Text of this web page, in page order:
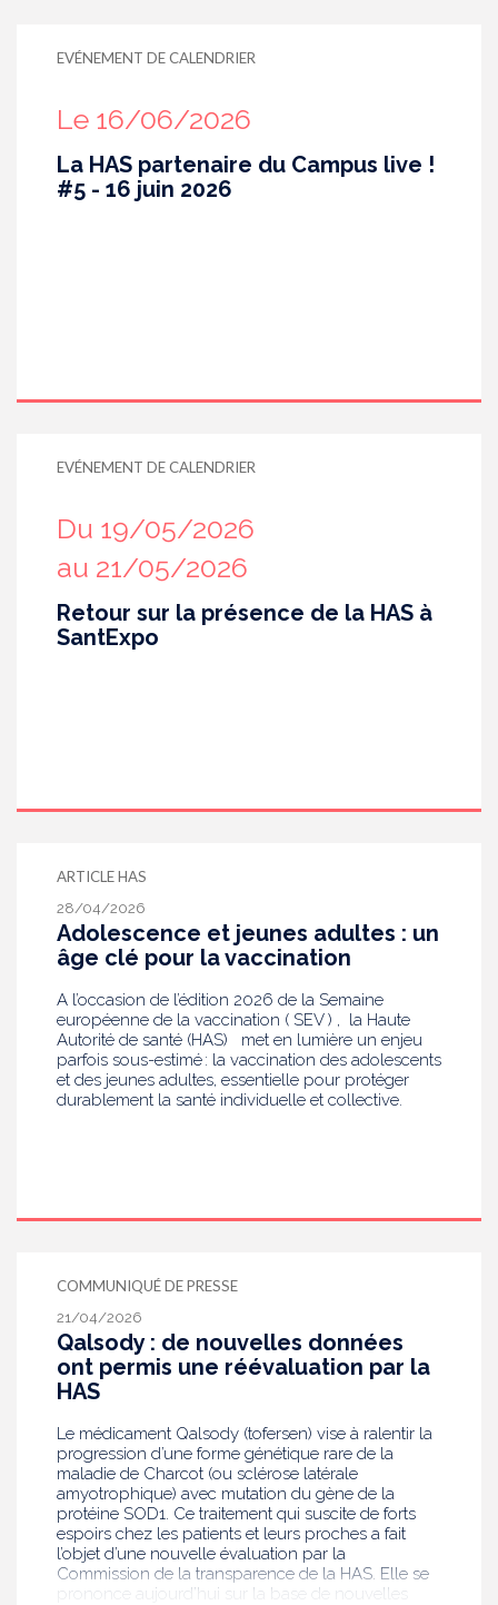
identifier les populations concernées par le dosage
EVÉNEMENT DE CALENDRIER
Le 16/06/2026
La HAS partenaire du Campus live !
#5 - 16 juin 2026
EVÉNEMENT DE CALENDRIER
Du 19/05/2026
au 21/05/2026
Retour sur la présence de la HAS à
SantExpo
ARTICLE HAS
28/04/2026
Adolescence et jeunes adultes : un
âge clé pour la vaccination
A l’occasion de l’édition 2026 de la Semaine
européenne de la vaccination ( SEV ) , la Haute
Autorité de santé (HAS) met en lumière un enjeu
parfois sous-estimé : la vaccination des adolescents
et des jeunes adultes, essentielle pour protéger
durablement la santé individuelle et collective.
COMMUNIQUÉ DE PRESSE
21/04/2026
Qalsody : de nouvelles données
ont permis une réévaluation par la
HAS
Le médicament Qalsody (tofersen) vise à ralentir la
progression d’une forme génétique rare de la
maladie de Charcot (ou sclérose latérale
amyotrophique) avec mutation du gène de la
protéine SOD1. Ce traitement qui suscite de forts
espoirs chez les patients et leurs proches a fait
l’objet d’une nouvelle évaluation par la
Commission de la transparence de la HAS. Elle se
prononce aujourd’hui sur la base de nouvelles